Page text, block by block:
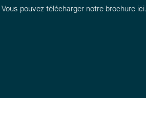
Vous pouvez télécharger notre brochure ici.